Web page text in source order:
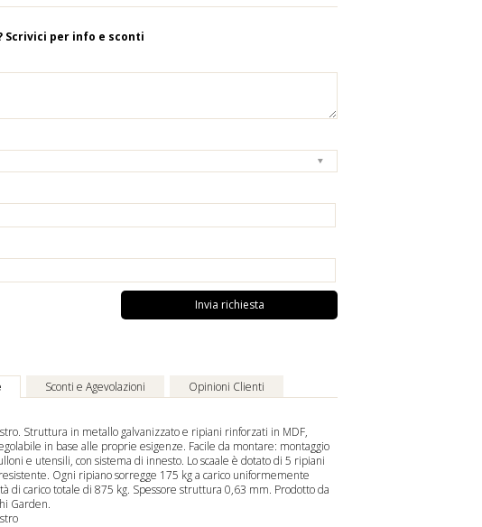
Scrivici per info e sconti
Invia richiesta
Sconti e Agevolazioni Opinioni Clienti
Struttura in metallo galvanizzato e ripiani rinforzati in MDF,
in base alle proprie esigenze. Facile da montare: montaggio
e utensili, con sistema di innesto. Lo scaffale è dotato di 5 ripiani
Ogni ripiano sorregge 175 kg a carico uniformemente
di carico totale di 875 kg. Spessore struttura 0,63 mm. Prodotto da
Garden.